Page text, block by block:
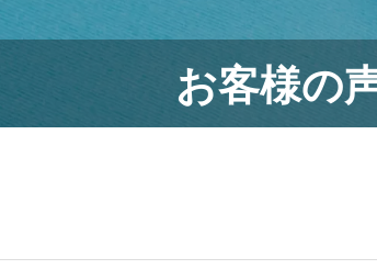
お客様の